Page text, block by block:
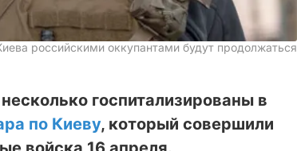
российскими оккупантами будут продолжаться
госпитализированы в
по Киеву, который совершили